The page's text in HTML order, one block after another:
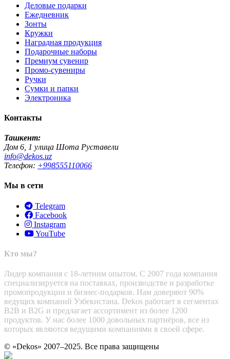
Деловые подарки
Ежедневник
Зонты
Кружки
Наградная продукция
Подарочные наборы
Премиум сувенир
Промо-сувениры
Ручки
Сумки и папки
Электроника
Контакты
Ташкент:
Дом 6, 1 улица Шота Руставели
info@dekos.uz
Телефон: +998555110066
Мы в сети
Telegram
Facebook
Instagram
YouTube
Кто мы?
Лидер компания с 18-летним опытом. С 2007 года компания
специализируется на поставках, производстве и разработке
промопродукции и бизнес-подарков. Нам доверяют 90%
ведущих компаний Узбекистана. Dekos работает в сегментах
B2B и B2G и предлагает ассортимент из более 1200
продуктов. У нас более 1000 довольных партнёров, все из
которых являются ведущими компаниями в своей сфере.
© «Dekos» 2007–2025. Все права защищены